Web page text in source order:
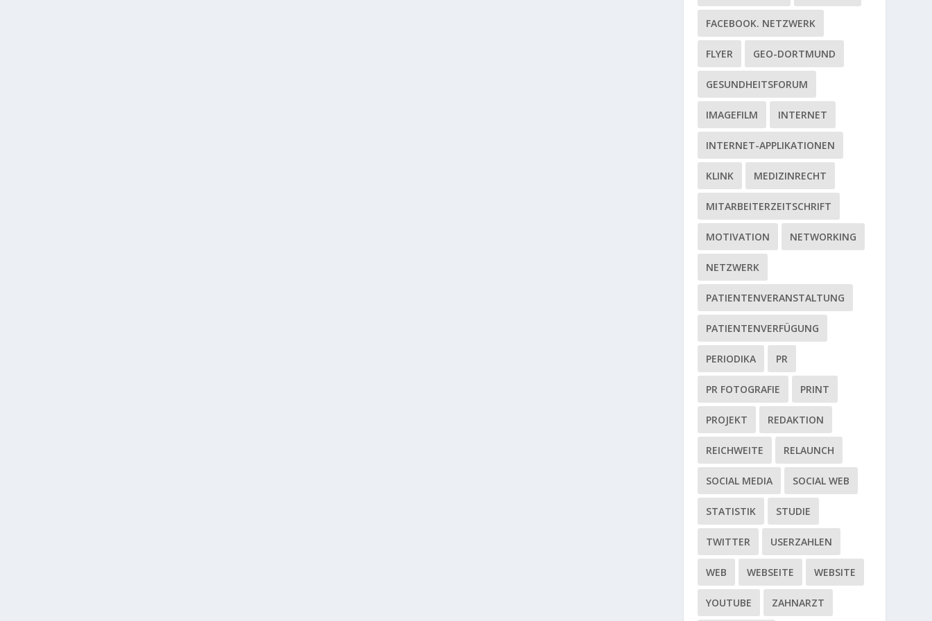
FACEBOOK. NETZWERK
FLYER GEO-DORTMUND
GESUNDHEITSFORUM
IMAGEFILM INTERNET
INTERNET-APPLIKATIONEN
KLINK MEDIZINRECHT
MITARBEITERZEITSCHRIFT
MOTIVATION NETWORKING
NETZWERK
PATIENTENVERANSTALTUNG
PATIENTENVERFÜGUNG
PERIODIKA PR
PR FOTOGRAFIE PRINT
PROJEKT REDAKTION
REICHWEITE RELAUNCH
SOCIAL MEDIA SOCIAL WEB
STATISTIK STUDIE
TWITTER USERZAHLEN
WEB WEBSEITE WEBSITE
YOUTUBE ZAHNARZT